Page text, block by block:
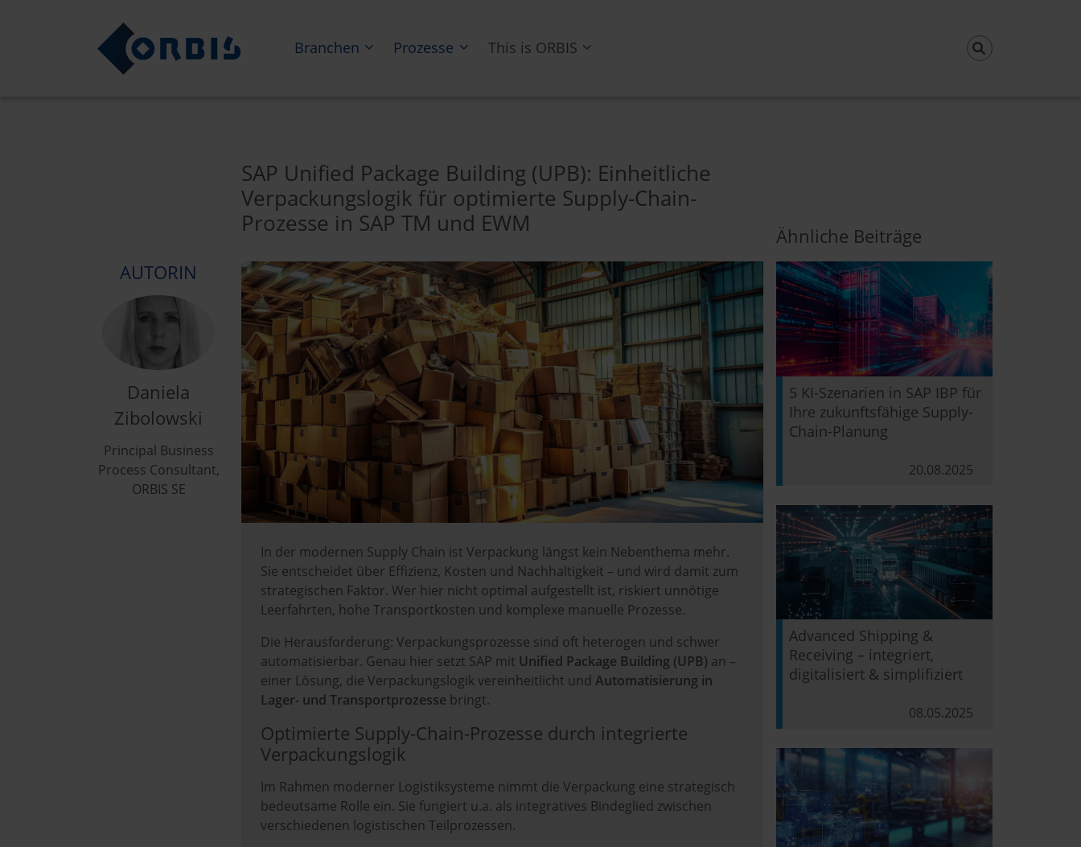
Branchen Prozesse This is ORBIS
SAP Unified Package Building (UPB): Einheitliche
Verpackungslogik für optimierte Supply-Chain-
Prozesse in SAP TM und EWM
In der modernen Supply Chain ist Verpackung längst kein Nebenthema mehr.
Sie entscheidet über Effizienz, Kosten und Nachhaltigkeit – und wird damit zum
strategischen Faktor. Wer hier nicht optimal aufgestellt ist, riskiert unnötige
Leerfahrten, hohe Transportkosten und komplexe manuelle Prozesse.
Die Herausforderung: Verpackungsprozesse sind oft heterogen und schwer
automatisierbar. Genau hier setzt SAP mit Unified Package Building (UPB) an –
einer Lösung, die Verpackungslogik vereinheitlicht und Automatisierung in
Lager- und Transportprozesse bringt.
Optimierte Supply-Chain-Prozesse durch integrierte
Verpackungslogik
Im Rahmen moderner Logistiksysteme nimmt die Verpackung eine strategisch
bedeutsame Rolle ein. Sie fungiert u.a. als integratives Bindeglied zwischen
verschiedenen logistischen Teilprozessen.
AUTORIN
Daniela
Zibolowski
Principal Business
Process Consultant,
ORBIS SE
Ähnliche Beiträge
5 KI-Szenarien in SAP IBP für
Ihre zukunftsfähige Supply-
Chain-Planung
20.08.2025
Advanced Shipping &
Receiving – integriert,
digitalisiert & simplifiziert
08.05.2025